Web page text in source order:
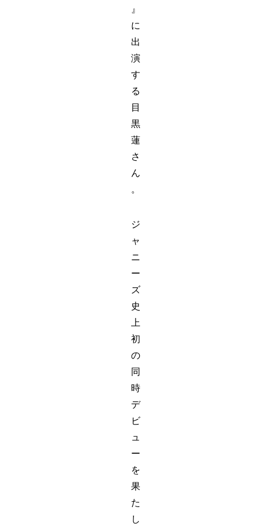
』
に
出
演
す
る
目
黒
蓮
さ
ん
。
ジ
ャ
ニ
ー
ズ
史
上
初
の
同
時
デ
ビ
ュ
ー
を
果
た
し